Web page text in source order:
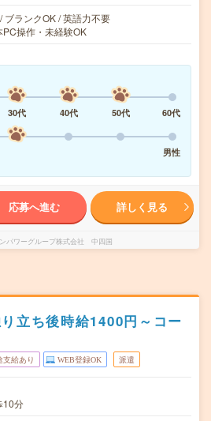
ブランクOK / 英語力不要
PC操作・未経験OK
30代 40代 50代
60代
男性
応募へ進む 詳しく見る
パワーグループ株式会社 中四国
立ち後時給1400円～コー
支給あり WEB登録OK 派遣
10分